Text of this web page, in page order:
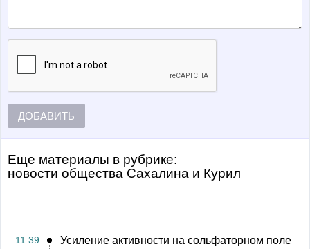
ДОБАВИТЬ
Еще материалы в рубрике:
Новости общества Сахалина и Курил
11:39
Усиление активности на сольфаторном поле